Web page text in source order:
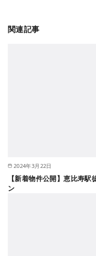
関連記事
2024年3月22日
【新着物件公開】恵比寿
ン